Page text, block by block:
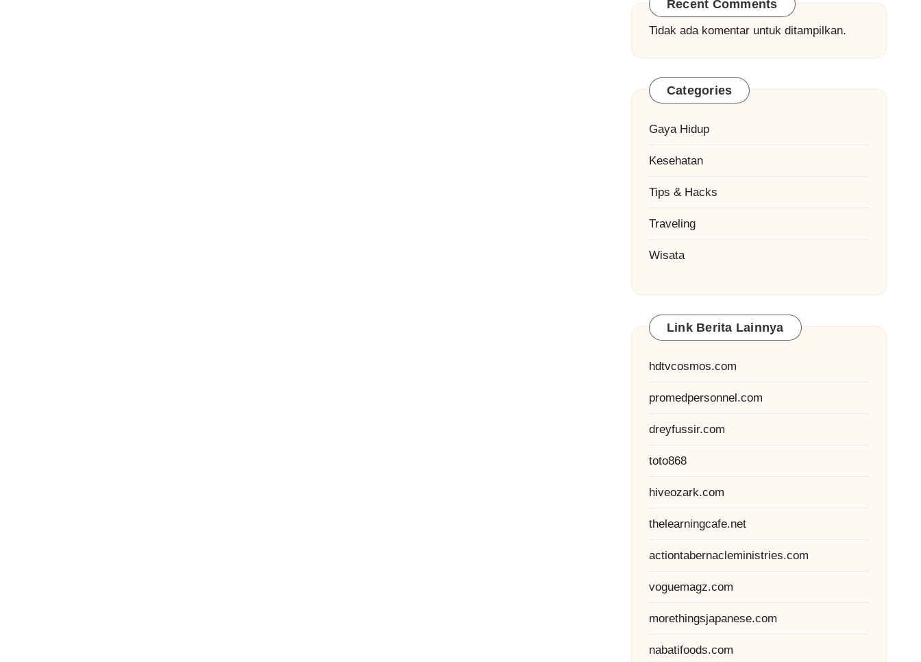
Recent Comments
Tidak ada komentar untuk ditampilkan.
Categories
Gaya Hidup
Kesehatan
Tips & Hacks
Traveling
Wisata
Link Berita Lainnya
hdtvcosmos.com
promedpersonnel.com
dreyfussir.com
toto868
hiveozark.com
thelearningcafe.net
actiontabernacleministries.com
voguemagz.com
morethingsjapanese.com
nabatifoods.com